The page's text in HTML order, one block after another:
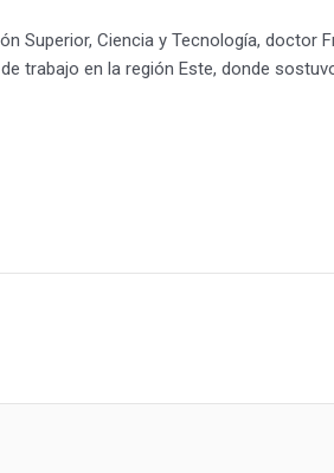
Superior, Ciencia y Tecnología, doctor
trabajo en la región Este, donde